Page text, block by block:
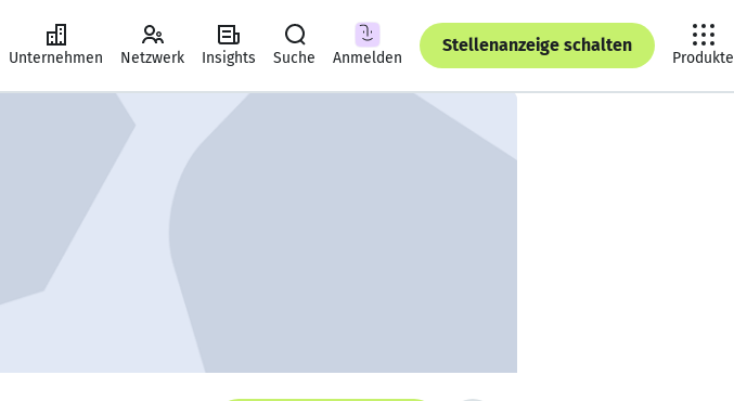
Unternehmen Netzwerk Insights Suche Anmelden
Stellenanzeige schalten
Produkte